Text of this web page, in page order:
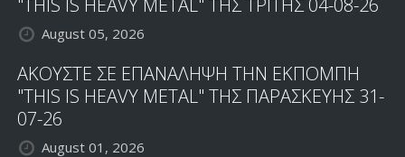
"THIS IS HEAVY METAL" ΤΗΣ ΤΡΙΤΗΣ 04-08-26
August 05, 2026
ΑΚΟΥΣΤΕ ΣΕ ΕΠΑΝΑΛΗΨΗ ΤΗΝ ΕΚΠΟΜΠΗ
"THIS IS HEAVY METAL" ΤΗΣ ΠΑΡΑΣΚΕΥΗΣ 31-
07-26
August 01, 2026